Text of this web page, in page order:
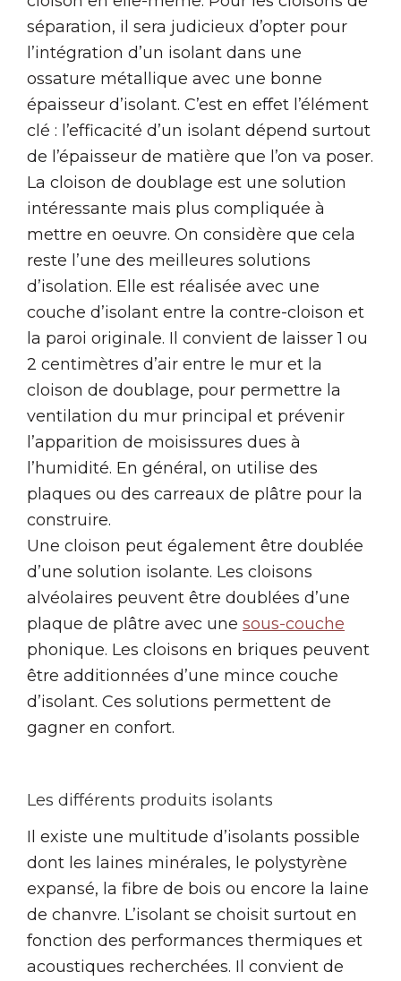
séparation, il sera judicieux d’opter pour
l’intégration d’un isolant dans une
ossature métallique avec une bonne
épaisseur d’isolant. C’est en effet l’élément
clé : l’efficacité d’un isolant dépend surtout
de l’épaisseur de matière que l’on va poser.
La cloison de doublage est une solution
intéressante mais plus compliquée à
mettre en oeuvre. On considère que cela
reste l’une des meilleures solutions
d’isolation. Elle est réalisée avec une
couche d’isolant entre la contre-cloison et
la paroi originale. Il convient de laisser 1 ou
2 centimètres d’air entre le mur et la
cloison de doublage, pour permettre la
ventilation du mur principal et prévenir
l’apparition de moisissures dues à
l’humidité. En général, on utilise des
plaques ou des carreaux de plâtre pour la
construire.
Une cloison peut également être doublée
d’une solution isolante. Les cloisons
alvéolaires peuvent être doublées d’une
plaque de plâtre avec une sous-couche
phonique. Les cloisons en briques peuvent
être additionnées d’une mince couche
d’isolant. Ces solutions permettent de
gagner en confort.
Les différents produits isolants
Il existe une multitude d’isolants possible
dont les laines minérales, le polystyrène
expansé, la fibre de bois ou encore la laine
de chanvre. L’isolant se choisit surtout en
fonction des performances thermiques et
acoustiques recherchées. Il convient de